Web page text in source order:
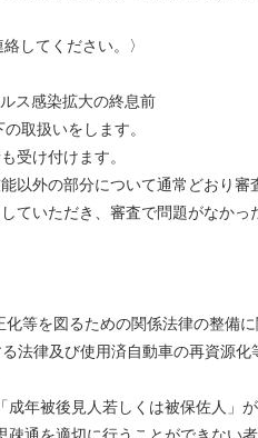
してください。〉
感染拡大の終息前
取扱いをします。
受け付けます。
外の部分について通常どおり審
いただき、審査で問題がなかっ
化等を図るための関係法律の整
律及び使用済自動車の再資源化
被後見人若しくは被保佐人」が
を適切に行うことができない者